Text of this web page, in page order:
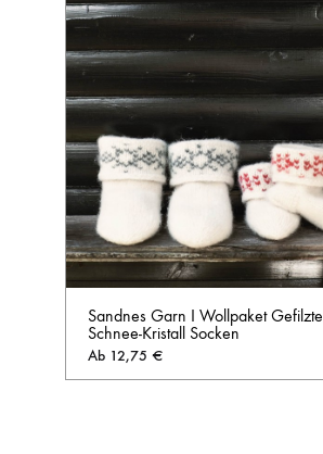
Sandnes Garn I Wollpaket Gefilzte
Schnee-Kristall Socken
Ab 12,75 €